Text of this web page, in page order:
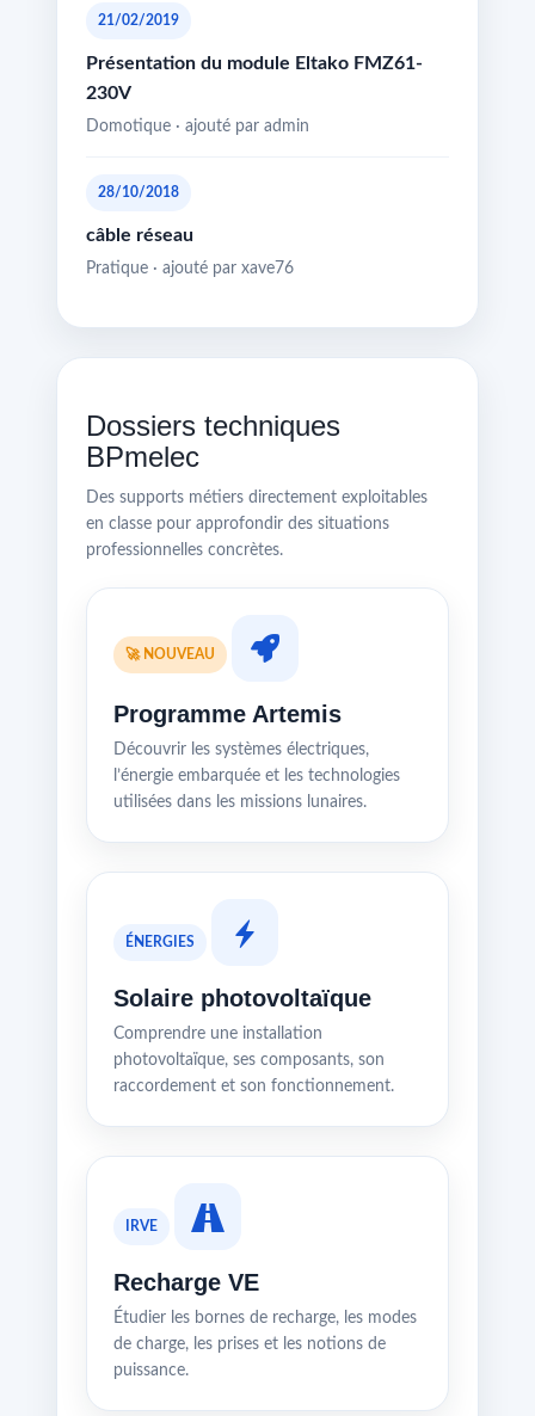
21/02/2019
Présentation du module Eltako FMZ61-
230V
Domotique · ajouté par admin
28/10/2018
câble réseau
Pratique · ajouté par xave76
Dossiers techniques
BPmelec
Des supports métiers directement exploitables
en classe pour approfondir des situations
professionnelles concrètes.
🚀 NOUVEAU
Programme Artemis
Découvrir les systèmes électriques,
l’énergie embarquée et les technologies
utilisées dans les missions lunaires.
ÉNERGIES
Solaire photovoltaïque
Comprendre une installation
photovoltaïque, ses composants, son
raccordement et son fonctionnement.
IRVE
Recharge VE
Étudier les bornes de recharge, les modes
de charge, les prises et les notions de
puissance.